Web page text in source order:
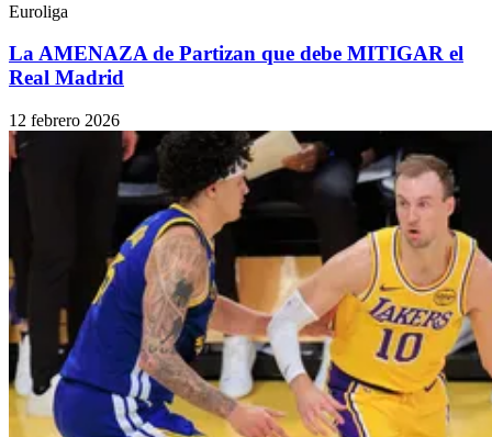
Euroliga
La AMENAZA de Partizan que debe MITIGAR el
Real Madrid
12 febrero 2026